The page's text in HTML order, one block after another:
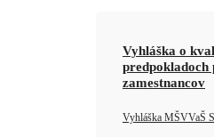
Vyhláška o
predpokladoch
zamestnancov
Vyhláška MŠVVaŠ